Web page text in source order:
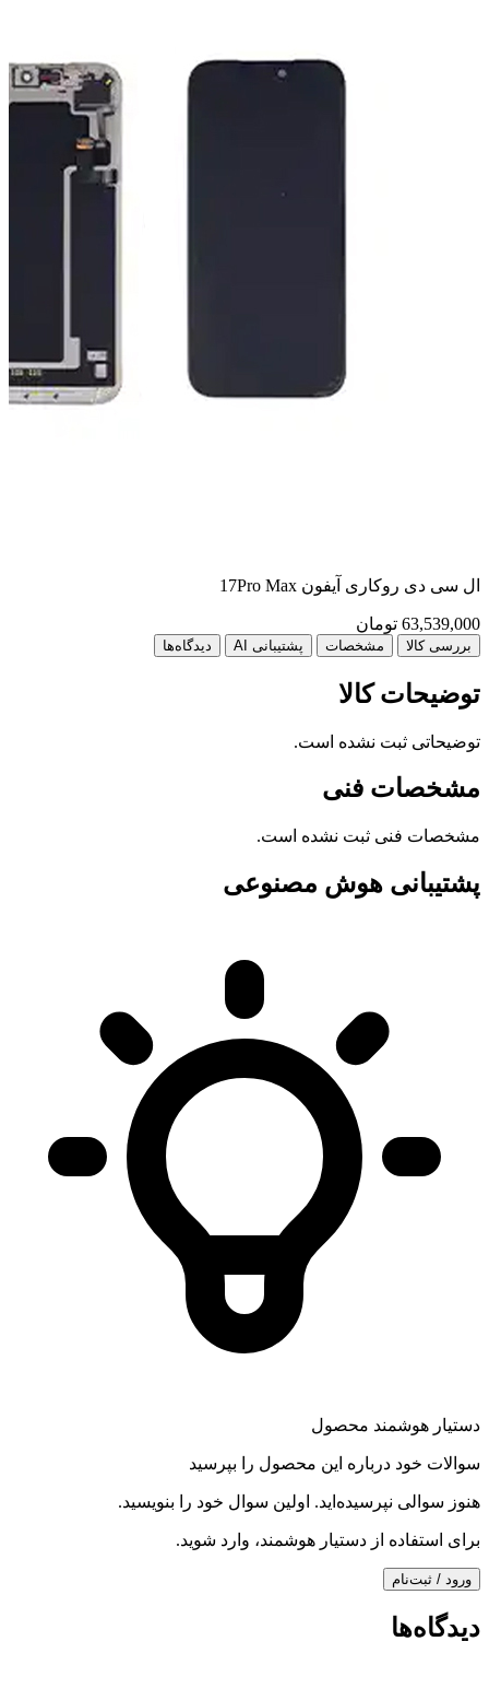
ال سی دی روکاری آیفون 17Pro Max
63,539,000 تومان
بررسی کالا مشخصات پشتیبانی AI دیدگاه‌ها
توضیحات کالا
توضیحاتی ثبت نشده است.
مشخصات فنی
مشخصات فنی ثبت نشده است.
پشتیبانی هوش مصنوعی
دستیار هوشمند محصول
سوالات خود درباره این محصول را بپرسید
هنوز سوالی نپرسیده‌اید. اولین سوال خود را بنویسید.
برای استفاده از دستیار هوشمند، وارد شوید.
ورود / ثبت‌نام
دیدگاه‌ها